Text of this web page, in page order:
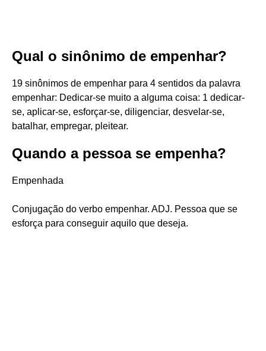
Qual o sinônimo de empenhar?
19 sinônimos de empenhar para 4 sentidos da palavra
empenhar: Dedicar-se muito a alguma coisa: 1 dedicar-
se, aplicar-se, esforçar-se, diligenciar, desvelar-se,
batalhar, empregar, pleitear.
Quando a pessoa se empenha?
Empenhada
Conjugação do verbo empenhar. ADJ. Pessoa que se
esforça para conseguir aquilo que deseja.